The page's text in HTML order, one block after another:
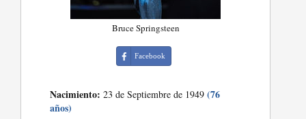
Bruce Springsteen
Facebook
Nacimiento: 23 de Septiembre de 1949(76
años)